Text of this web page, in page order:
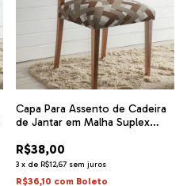
Capa Para Assento de Cadeira
de Jantar em Malha Suplex
R$38,00
3 x de R$12,67 sem juros
R$36,10 com Boleto